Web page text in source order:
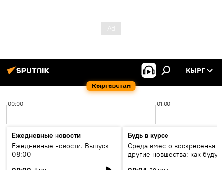
Кыргызстан
КЫРГ
00:00 01:00
Ежедневные новости
Ежедневные новости. Выпуск
08:00
Будь в курсе
Среда вместо воскресенья и
другие новшества: как будут